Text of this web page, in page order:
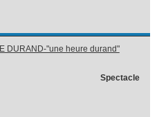
DURAND-"une heure durand"
Spectacle